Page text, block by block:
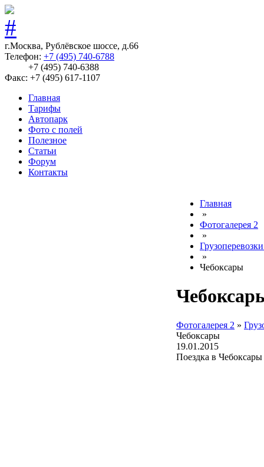
г.Москва, Рублёвское шоссе, д.66
Телефон: +7 (495) 740-6788
+7 (495) 740-6388
Факс: +7 (495) 617-1107
Главная
Тарифы
Автопарк
Фото с полей
Полезное
Статьи
Форум
Контакты
Главная
»
Фотогалерея 2
»
»
Чебоксары
Фотогалерея 2 »
Чебоксары
19.01.2015
Поездка в Чебоксары